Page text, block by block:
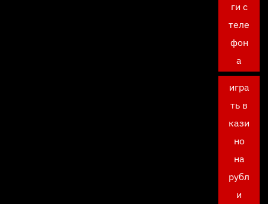
ги с
теле
фон
а
игра
ть в
кази
но
на
рубл
и